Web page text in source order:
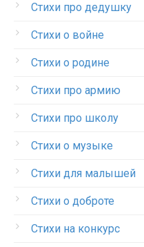
Стихи про дедушку
Стихи о войне
Стихи о родине
Стихи про армию
Стихи про школу
Стихи о музыке
Стихи для малышей
Стихи о доброте
Стихи на конкурс